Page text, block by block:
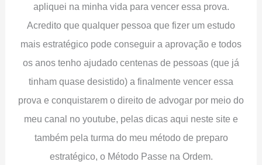
apliquei na minha vida para vencer essa prova.
Acredito que qualquer pessoa que fizer um estudo
mais estratégico pode conseguir a aprovação e todos
os anos tenho ajudado centenas de pessoas (que já
tinham quase desistido) a finalmente vencer essa
prova e conquistarem o direito de advogar por meio do
meu canal no youtube, pelas dicas aqui neste site e
também pela turma do meu método de preparo
estratégico, o Método Passe na Ordem.